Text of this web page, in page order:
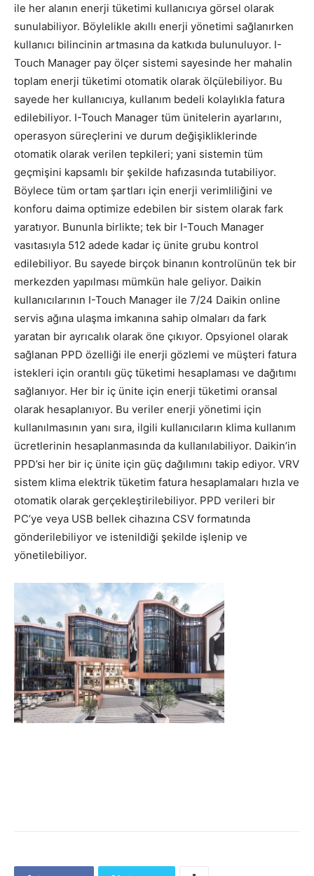
ile her alanın enerji tüketimi kullanıcıya görsel olarak
sunulabiliyor. Böylelikle akıllı enerji yönetimi sağlanırken
kullanıcı bilincinin artmasına da katkıda bulunuluyor. I-
Touch Manager pay ölçer sistemi sayesinde her mahalin
toplam enerji tüketimi otomatik olarak ölçülebiliyor. Bu
sayede her kullanıcıya, kullanım bedeli kolaylıkla fatura
edilebiliyor. I-Touch Manager tüm ünitelerin ayarlarını,
operasyon süreçlerini ve durum değişikliklerinde
otomatik olarak verilen tepkileri; yani sistemin tüm
geçmişini kapsamlı bir şekilde hafızasında tutabiliyor.
Böylece tüm ortam şartları için enerji verimliliğini ve
konforu daima optimize edebilen bir sistem olarak fark
yaratıyor. Bununla birlikte; tek bir I-Touch Manager
vasıtasıyla 512 adede kadar iç ünite grubu kontrol
edilebiliyor. Bu sayede birçok binanın kontrolünün tek bir
merkezden yapılması mümkün hale geliyor. Daikin
kullanıcılarının I-Touch Manager ile 7/24 Daikin online
servis ağına ulaşma imkanına sahip olmaları da fark
yaratan bir ayrıcalık olarak öne çıkıyor. Opsyionel olarak
sağlanan PPD özelliği ile enerji gözlemi ve müşteri fatura
istekleri için orantılı güç tüketimi hesaplaması ve dağıtımı
sağlanıyor. Her bir iç ünite için enerji tüketimi oransal
olarak hesaplanıyor. Bu veriler enerji yönetimi için
kullanılmasının yanı sıra, ilgili kullanıcıların klima kullanım
ücretlerinin hesaplanmasında da kullanılabiliyor. Daikin’in
PPD’si her bir iç ünite için güç dağılımını takip ediyor. VRV
sistem klima elektrik tüketim fatura hesaplamaları hızla ve
otomatik olarak gerçekleştirilebiliyor. PPD verileri bir
PC’ye veya USB bellek cihazına CSV formatında
gönderilebiliyor ve istenildiği şekilde işlenip ve
yönetilebiliyor.